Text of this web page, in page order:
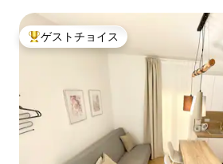
大好評のゲストチョイスです。
ゲストチョイス